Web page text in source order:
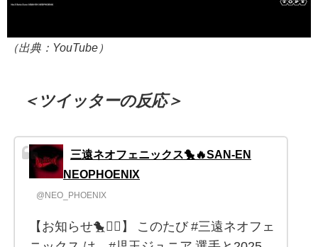
（出典：YouTube）
＜ツイッターの反応＞
三遠ネオフェニックス🐤🔥SAN-EN
NEOPHOENIX
@NEO_PHOENIX
【お知らせ🐤❤️‍🔥】 このたび #三遠ネオフェ